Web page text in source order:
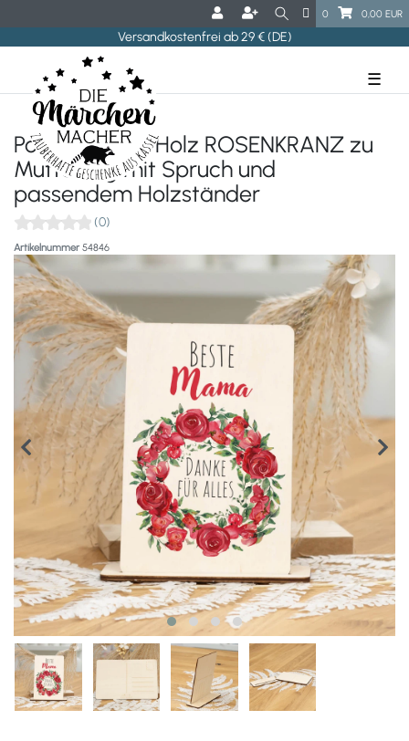
0 0,00 EUR
Versandkostenfrei ab 29 € (DE)
☰
Postkarte aus Holz ROSENKRANZ zu
Muttertag mit Spruch und
passendem Holzständer
(0)
Artikelnummer 54846